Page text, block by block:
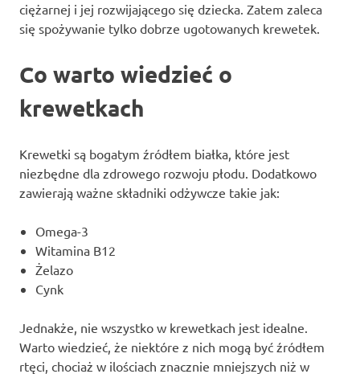
ciężarnej i jej rozwijającego się dziecka. Zatem zaleca
się spożywanie tylko dobrze ugotowanych krewetek.
Co warto wiedzieć o
krewetkach
Krewetki są bogatym źródłem białka, które jest
niezbędne dla zdrowego rozwoju płodu. Dodatkowo
zawierają ważne składniki odżywcze takie jak:
Omega-3
Witamina B12
Żelazo
Cynk
Jednakże, nie wszystko w krewetkach jest idealne.
Warto wiedzieć, że niektóre z nich mogą być źródłem
rtęci, chociaż w ilościach znacznie mniejszych niż w